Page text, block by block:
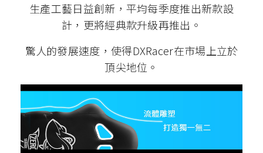
生產工藝日益創新，平均每季度推出新款設
計，更將經典款升級再推出。
驚人的發展速度，使得DXRacer在市場上立於
頂尖地位。